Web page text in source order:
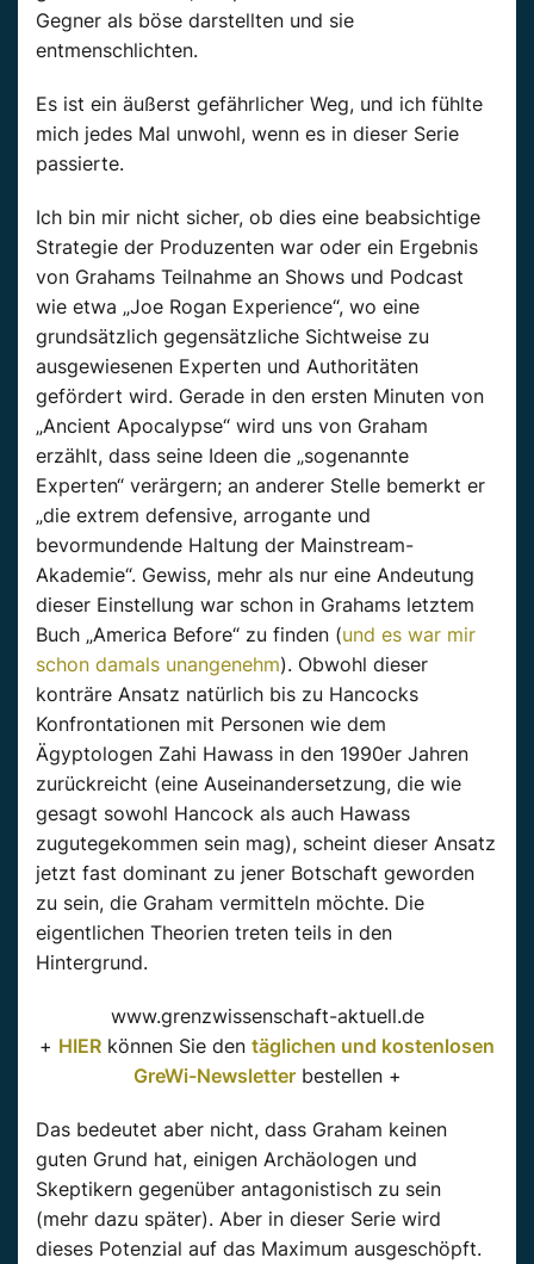
Gegner als böse darstellten und sie
entmenschlichten.
Es ist ein äußerst gefährlicher Weg, und ich fühlte
mich jedes Mal unwohl, wenn es in dieser Serie
passierte.
Ich bin mir nicht sicher, ob dies eine beabsichtige
Strategie der Produzenten war oder ein Ergebnis
von Grahams Teilnahme an Shows und Podcast
wie etwa „Joe Rogan Experience“, wo eine
grundsätzlich gegensätzliche Sichtweise zu
ausgewiesenen Experten und Authoritäten
gefördert wird. Gerade in den ersten Minuten von
„Ancient Apocalypse“ wird uns von Graham
erzählt, dass seine Ideen die „sogenannte
Experten“ verärgern; an anderer Stelle bemerkt er
„die extrem defensive, arrogante und
bevormundende Haltung der Mainstream-
Akademie“. Gewiss, mehr als nur eine Andeutung
dieser Einstellung war schon in Grahams letztem
Buch „America Before“ zu finden (und es war mir
schon damals unangenehm). Obwohl dieser
konträre Ansatz natürlich bis zu Hancocks
Konfrontationen mit Personen wie dem
Ägyptologen Zahi Hawass in den 1990er Jahren
zurückreicht (eine Auseinandersetzung, die wie
gesagt sowohl Hancock als auch Hawass
zugutegekommen sein mag), scheint dieser Ansatz
jetzt fast dominant zu jener Botschaft geworden
zu sein, die Graham vermitteln möchte. Die
eigentlichen Theorien treten teils in den
Hintergrund.
www.grenzwissenschaft-aktuell.de
+ HIER können Sie den täglichen und kostenlosen
GreWi-Newsletterbestellen +
Das bedeutet aber nicht, dass Graham keinen
guten Grund hat, einigen Archäologen und
Skeptikern gegenüber antagonistisch zu sein
(mehr dazu später). Aber in dieser Serie wird
dieses Potenzial auf das Maximum ausgeschöpft.